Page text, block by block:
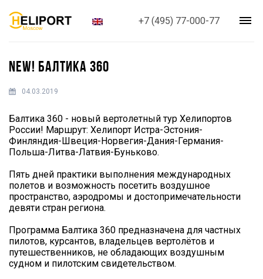
+7 (495) 77-000-77
NEW! БАЛТИКА 360
04.03.2019
Балтика 360 - новый вертолетный тур Хелипортов
России! Маршрут: Хелипорт Истра-Эстония-
Финляндия-Швеция-Норвегия-Дания-Германия-
Польша-Литва-Латвия-Буньково.
Пять дней практики выполнения международных
полетов и возможность посетить воздушное
пространство, аэродромы и достопримечательности
девяти стран региона.
Программа Балтика 360 предназначена для частных
пилотов, курсантов, владельцев вертолётов и
путешественников, не обладающих воздушным
судном и пилотским свидетельством.